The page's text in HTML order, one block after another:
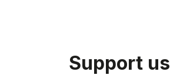
Support us